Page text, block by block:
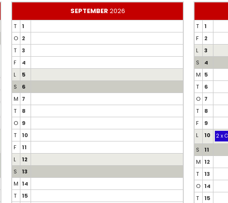
SEPTEMBER 2026
T
1
O 2
T
3
F
4
L
5
S
6
M 7
T
8
O 9
T
10
F
11
L
12
S
13
M 14
T
15
T
1
F
2
L
3
S
4
M 5
T
6
O 7
T
8
F
9
L
10 2 x
S
11
M 12
T
13
O 14
T
15